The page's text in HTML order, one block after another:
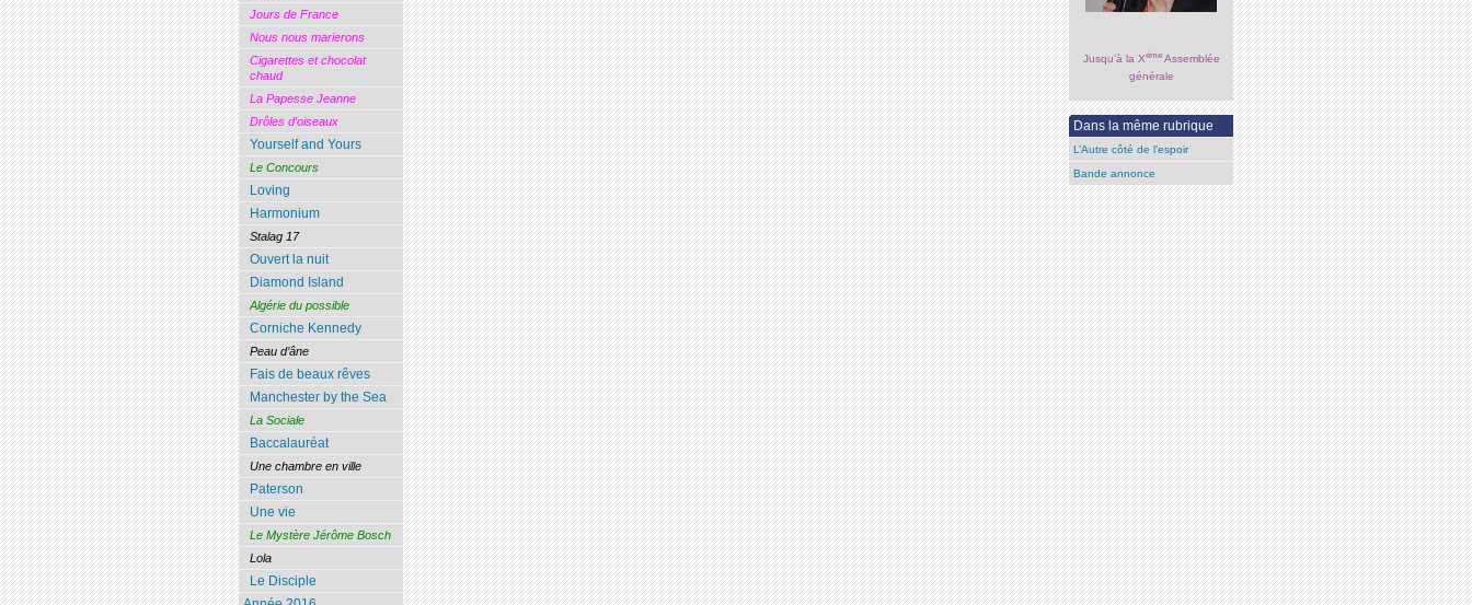
Jusqu’à la XèmeAssemblée
générale
Dans la même rubrique
L’Autre côté de l’espoir
Bande annonce
Jours de France
Nous nous marierons
Cigarettes et chocolat
chaud
La Papesse Jeanne
Drôles d’oiseaux
Yourself and Yours
Le Concours
Loving
Harmonium
Stalag 17
Ouvert la nuit
Diamond Island
Algérie du possible
Corniche Kennedy
Peau d’âne
Fais de beaux rêves
Manchester by the Sea
La Sociale
Baccalauréat
Une chambre en ville
Paterson
Une vie
Le Mystère Jérôme Bosch
Lola
Le Disciple